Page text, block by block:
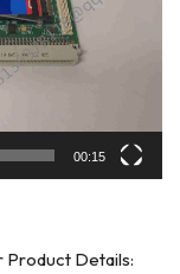
00:15
Product Details: